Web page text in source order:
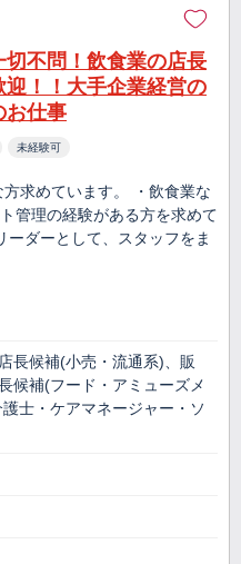
不問！飲食業の店長
！！大手企業経営の
お仕事
未経験可
求めています。 ・飲食業な
管理の経験がある方を求めて
ーダーとして、スタッフをま
長候補(小売・流通系)、販
候補(フード・アミューズメ
士・ケアマネージャー・ソ